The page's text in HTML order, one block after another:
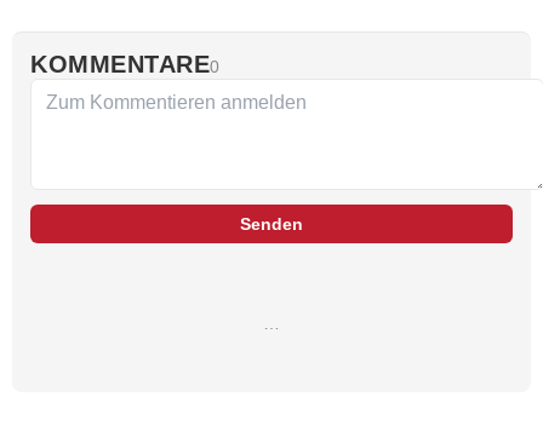
KOMMENTARE0
Senden